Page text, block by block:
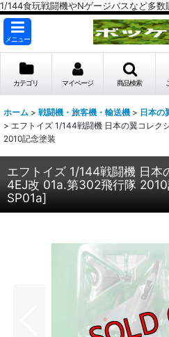
1/144食玩戦闘機やNゲージバスなど多数
メニュー
カテゴリ マイページ 商品検索
ホーム > 戦闘機・旅客機・輸送機 > 日本の
> エフトイズ 1/144戦闘機 日本の翼コレク
2010記念塗装
エフトイズ 1/144戦闘機 日本
4EJ改 01a.第302飛行隊
SP01a]